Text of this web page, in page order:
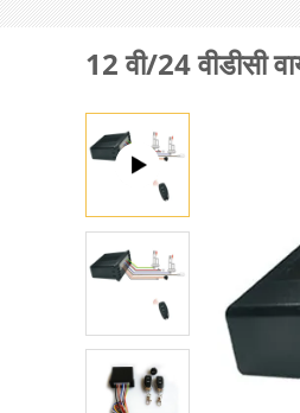
12 वी/24 वीडीसी